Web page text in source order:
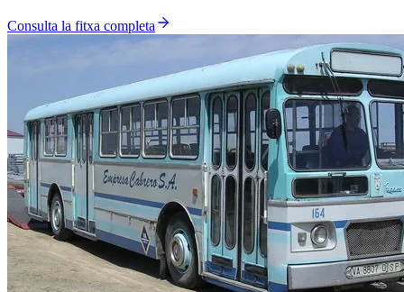
Consulta la fitxa completa